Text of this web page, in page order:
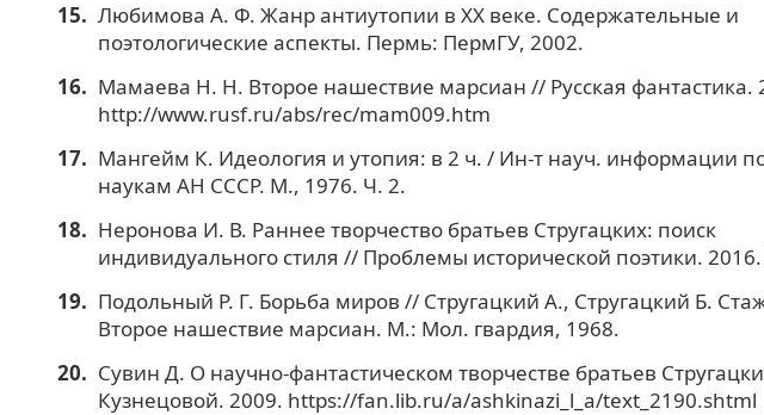
Любимова А. Ф. Жанр антиутопии в XX веке. Содержательные и
поэтологические аспекты. Пермь: ПермГУ, 2002.
Мамаева Н. Н. Второе нашествие марсиан // Русская фантастика.
http://www.rusf.ru/abs/rec/mam009.htm
Мангейм К. Идеология и утопия: в 2 ч. / Ин-т науч. информации
наукам АН СССР. М., 1976. Ч. 2.
Неронова И. В. Раннее творчество братьев Стругацких: поиск
индивидуального стиля // Проблемы исторической поэтики.
Подольный Р. Г. Борьба миров // Стругацкий А., Стругацкий Б.
Второе нашествие марсиан. М.: Мол. гвардия, 1968.
Сувин Д. О научно-фантастическом творчестве братьев
Кузнецовой. 2009. https://fan.lib.ru/a/ashkinazi_l_a/text_2190.shtml